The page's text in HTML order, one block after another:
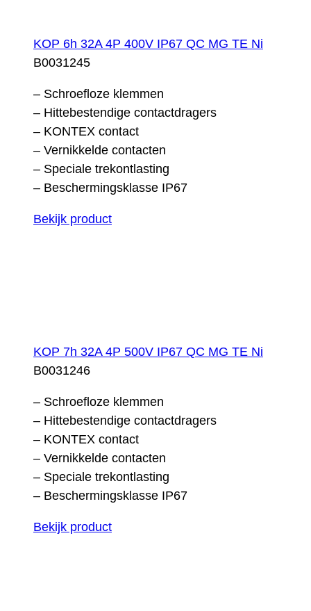
KOP 6h 32A 4P 400V IP67 QC MG TE Ni
B0031245
– Schroefloze klemmen
– Hittebestendige contactdragers
– KONTEX contact
– Vernikkelde contacten
– Speciale trekontlasting
– Beschermingsklasse IP67
Bekijk product
KOP 7h 32A 4P 500V IP67 QC MG TE Ni
B0031246
– Schroefloze klemmen
– Hittebestendige contactdragers
– KONTEX contact
– Vernikkelde contacten
– Speciale trekontlasting
– Beschermingsklasse IP67
Bekijk product